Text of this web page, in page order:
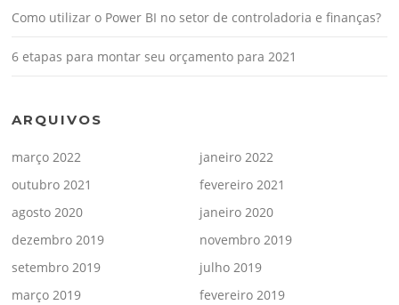
Como utilizar o Power BI no setor de controladoria e finanças?
6 etapas para montar seu orçamento para 2021
ARQUIVOS
março 2022
janeiro 2022
outubro 2021
fevereiro 2021
agosto 2020
janeiro 2020
dezembro 2019
novembro 2019
setembro 2019
julho 2019
março 2019
fevereiro 2019